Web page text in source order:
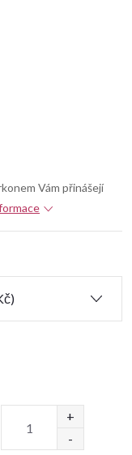
Vám přinášejí